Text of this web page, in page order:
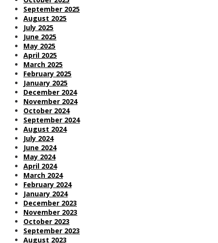
September 2025
August 2025
July 2025
June 2025
May 2025
April 2025
March 2025
February 2025
January 2025
December 2024
November 2024
October 2024
September 2024
August 2024
July 2024
June 2024
May 2024
April 2024
March 2024
February 2024
January 2024
December 2023
November 2023
October 2023
September 2023
August 2023